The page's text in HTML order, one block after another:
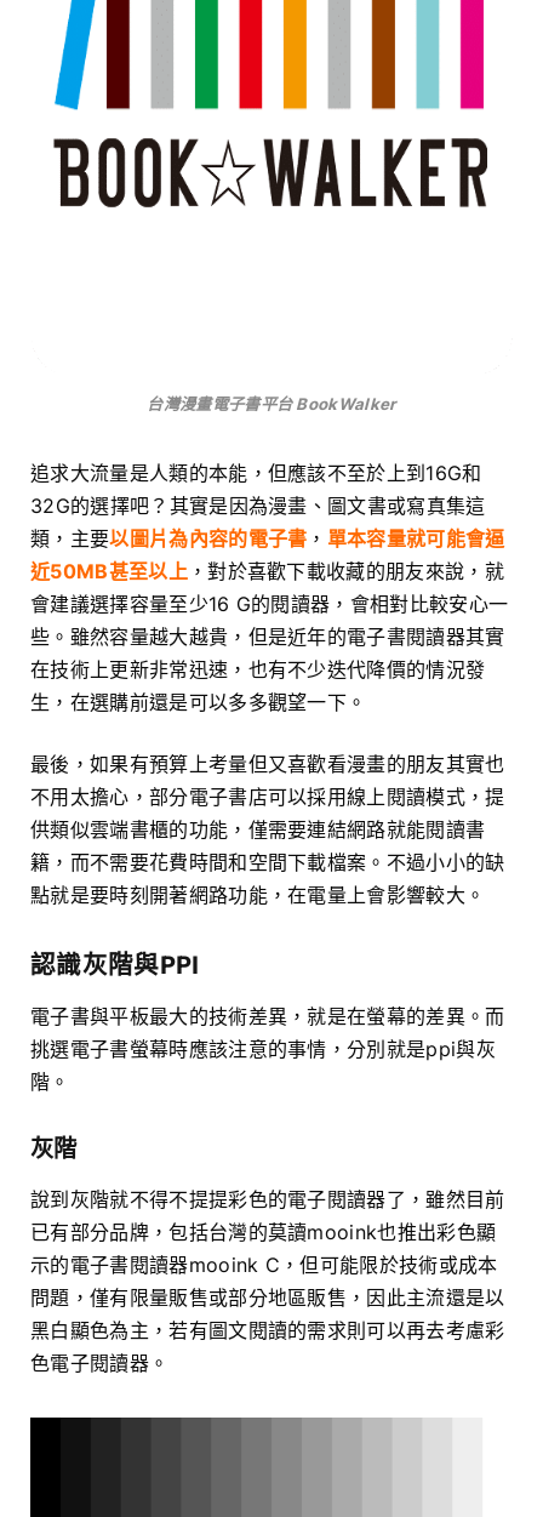
台灣漫畫電子書平台 BookWalker
追求大流量是人類的本能，但應該不至於上到16G和
32G的選擇吧？其實是因為漫畫、圖文書或寫真集這
類，主要以圖片為內容的電子書 ， 單本容量就可能會逼
近50MB甚至以上 ，對於喜歡下載收藏的朋友來說，就
會建議選擇容量至少16 G的閱讀器，會相對比較安心一
些。雖然容量越大越貴，但是近年的電子書閱讀器其實
在技術上更新非常迅速，也有不少迭代降價的情況發
生，在選購前還是可以多多觀望一下。
最後，如果有預算上考量但又喜歡看漫畫的朋友其實也
不用太擔心，部分電子書店可以採用線上閱讀模式，提
供類似雲端書櫃的功能，僅需要連結網路就能閱讀書
籍，而不需要花費時間和空間下載檔案。不過小小的缺
點就是要時刻開著網路功能，在電量上會影響較大。
認識灰階與PPI
電子書與平板最大的技術差異，就是在螢幕的差異。而
挑選電子書螢幕時應該注意的事情，分別就是ppi與灰
階。
灰階
說到灰階就不得不提提彩色的電子閱讀器了，雖然目前
已有部分品牌，包括台灣的莫讀mooink也推出彩色顯
示的電子書閱讀器mooink C，但可能限於技術或成本
問題，僅有限量販售或部分地區販售，因此主流還是以
黑白顯色為主，若有圖文閱讀的需求則可以再去考慮彩
色電子閱讀器。